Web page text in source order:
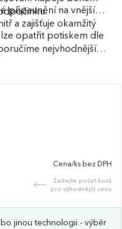
připevnění na vnější
a zajišťuje okamžitý
opatřit potiskem dle
nejvhodnější
design i váš rozpočet.
Cena/ks bez DPH
Zadejte počet kusů
pro výhodnější cenu
jinou technologii - výběr